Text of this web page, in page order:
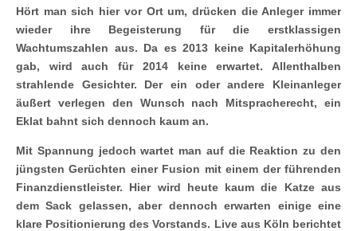
Hört man sich hier vor Ort um, drücken die Anleger immer
wieder ihre Begeisterung für die erstklassigen
Wachtumszahlen aus. Da es 2013 keine Kapitalerhöhung
gab, wird auch für 2014 keine erwartet. Allenthalben
strahlende Gesichter. Der ein oder andere Kleinanleger
äußert verlegen den Wunsch nach Mitspracherecht, ein
Eklat bahnt sich dennoch kaum an.
Mit Spannung jedoch wartet man auf die Reaktion zu den
jüngsten Gerüchten einer Fusion mit einem der führenden
Finanzdienstleister. Hier wird heute kaum die Katze aus
dem Sack gelassen, aber dennoch erwarten einige eine
klare Positionierung des Vorstands. Live aus Köln berichtet